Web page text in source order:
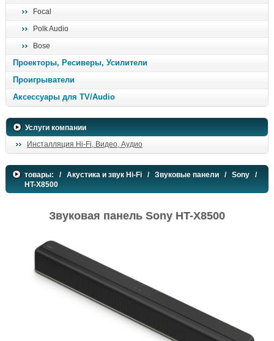
Focal
Polk Audio
Bose
Проекторы, Ресиверы, Усилители
Проигрыватели
Аксессуары для TV/Audio
Услуги компании
Инсталляция Hi-Fi, Видео, Аудио
товары: / Акустика и звук Hi-Fi / Звуковые панели / Sony /
HT-X8500
Звуковая панель Sony HT-X8500